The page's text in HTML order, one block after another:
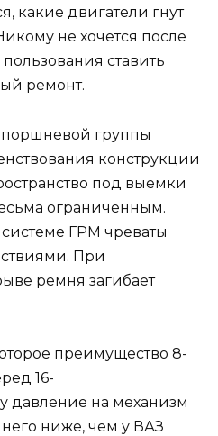
какие двигатели гнут
не хочется после
ставить
ремонт.
группы
конструкции
под выемки
ограниченным.
ГРМ чреваты
При
ремня загибает
преимущество 8-
16-
давление на механизм
ниже, чем у ВАЗ